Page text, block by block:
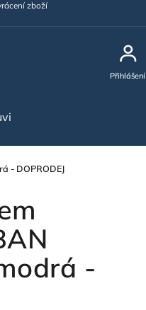
zboží
Přihlášení
- DOPRODEJ
-